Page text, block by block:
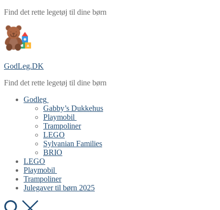
Spring
indhold
Menu
Luk
Find det rette legetøj til dine børn
GodLeg.DK
Find det rette legetøj til dine børn
Godleg
Gabby’s Dukkehus
Playmobil
Trampoliner
LEGO
Sylvanian Families
BRIO
LEGO
Playmobil
Trampoliner
Julegaver til børn 2025